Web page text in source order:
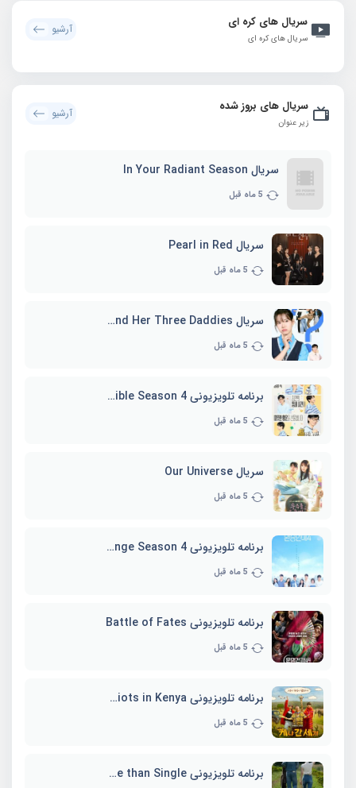
سریال های کره ای
سریال های کره ای
آرشیو
سریال های بروز شده
زیر عنوان
آرشیو
سریال In Your Radiant Season
5 ماه قبل
سریال Pearl in Red
5 ماه قبل
سریال Marie and Her Three Daddies
5 ماه قبل
برنامه تلویزیونی Whenever Possible Season 4
5 ماه قبل
سریال Our Universe
5 ماه قبل
برنامه تلویزیونی EXchange Season 4
5 ماه قبل
برنامه تلویزیونی Battle of Fates
5 ماه قبل
برنامه تلویزیونی Three Idiots in Kenya
5 ماه قبل
برنامه تلویزیونی Better Late than Single